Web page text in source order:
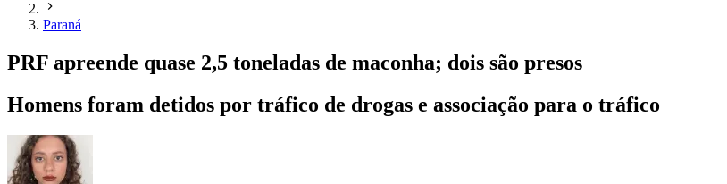
Paraná
PRF apreende quase 2,5 toneladas de maconha; dois são presos
Homens foram detidos por tráfico de drogas e associação para o tráfico